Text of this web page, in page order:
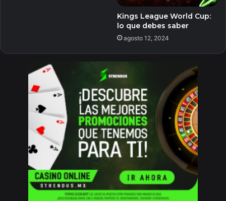
Kings League World Cup:
lo que debes saber
agosto 12, 2024